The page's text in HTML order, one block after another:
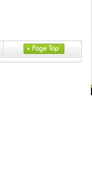
断転載および転用を禁じます。